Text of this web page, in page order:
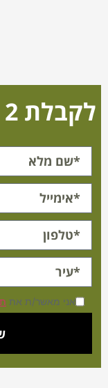
לקבלת 2 אימוני ניסיון
אני מאשר/ת את